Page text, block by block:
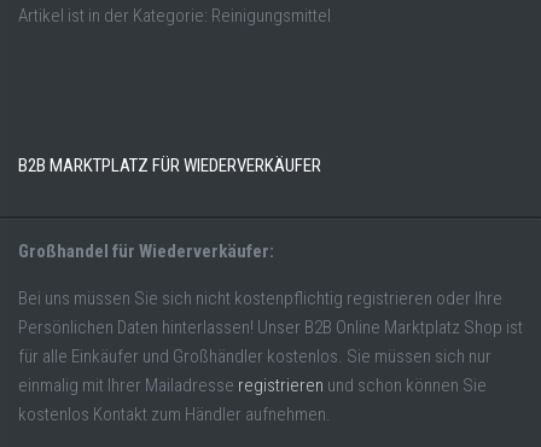
Artikel ist in der Kategorie: Reinigungsmittel
B2B MARKTPLATZ FÜR WIEDERVERKÄUFER
Großhandel für Wiederverkäufer:
Bei uns müssen Sie sich nicht kostenpflichtig registrieren oder Ihre
Persönlichen Daten hinterlassen! Unser B2B Online Marktplatz Shop ist
für alle Einkäufer und Großhändler kostenlos. Sie müssen sich nur
einmalig mit Ihrer Mailadresse registrieren und schon können Sie
kostenlos Kontakt zum Händler aufnehmen.